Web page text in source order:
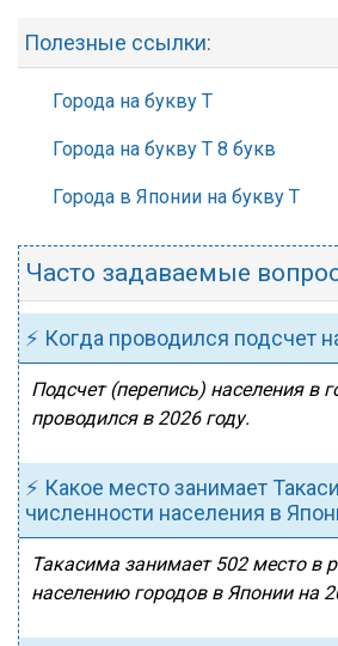
Полезные ссылки:
Города на букву Т
Города на букву Т 8 букв
Города в Японии на букву Т
Часто задаваемые
⚡ Когда проводился подсчет
Подсчет (перепись) населения в
проводился в 2026 году.
⚡ Какое место занимает
численности населения в
Такасима занимает 502 место в
населению городов в Японии на